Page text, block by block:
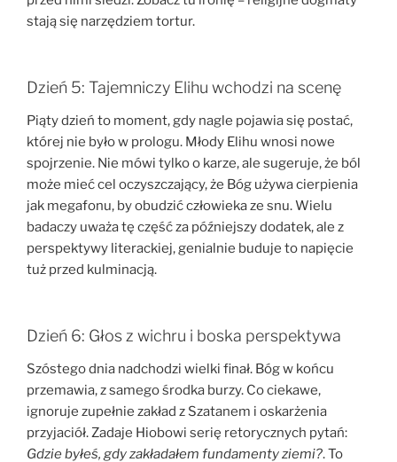
stają się narzędziem tortur.
Dzień 5: Tajemniczy Elihu wchodzi na scenę
Piąty dzień to moment, gdy nagle pojawia się postać,
której nie było w prologu. Młody Elihu wnosi nowe
spojrzenie. Nie mówi tylko o karze, ale sugeruje, że ból
może mieć cel oczyszczający, że Bóg używa cierpienia
jak megafonu, by obudzić człowieka ze snu. Wielu
badaczy uważa tę część za późniejszy dodatek, ale z
perspektywy literackiej, genialnie buduje to napięcie
tuż przed kulminacją.
Dzień 6: Głos z wichru i boska perspektywa
Szóstego dnia nadchodzi wielki finał. Bóg w końcu
przemawia, z samego środka burzy. Co ciekawe,
ignoruje zupełnie zakład z Szatanem i oskarżenia
przyjaciół. Zadaje Hiobowi serię retorycznych pytań:
Gdzie byłeś, gdy zakładałem fundamenty ziemi?. To